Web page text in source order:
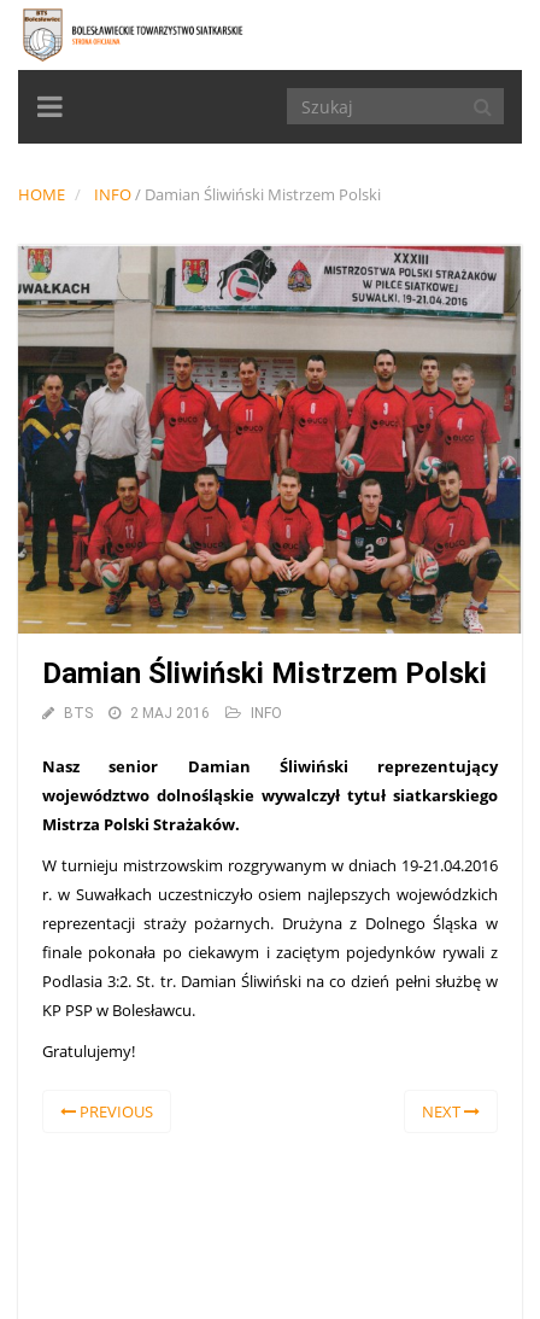
TOGGLE
NAVIGATION
HOME INFO/ Damian Śliwiński Mistrzem Polski
Damian Śliwiński Mistrzem Polski
BTS 2 MAJ 2016 INFO
Nasz senior Damian Śliwiński reprezentujący
województwo dolnośląskie wywalczył tytuł siatkarskiego
Mistrza Polski Strażaków.
W turnieju mistrzowskim rozgrywanym w dniach 19-21.04.2016
r. w Suwałkach uczestniczyło osiem najlepszych wojewódzkich
reprezentacji straży pożarnych. Drużyna z Dolnego Śląska w
finale pokonała po ciekawym i zaciętym pojedynków rywali z
Podlasia 3:2. St. tr. Damian Śliwiński na co dzień pełni służbę w
KP PSP w Bolesławcu.
Gratulujemy!
PREVIOUS NEXT